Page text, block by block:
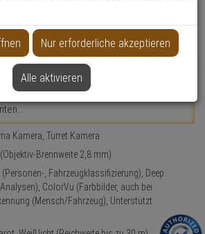
Kamera, Turret Kamera
Brennweite 2,8 mm)
, Fahrzeugklassifizierung), Deep
ColorVu (Farbbilder, auch bei
(Mensch/Fahrzeug), Unterstützt
Nur erforderliche akzeptieren
Alle aktivieren